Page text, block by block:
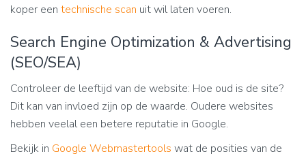
koper een technische scan uit wil laten voeren.
Search Engine Optimization & Advertising
(SEO/SEA)
Controleer de leeftijd van de website: Hoe oud is de site?
Dit kan van invloed zijn op de waarde. Oudere websites
hebben veelal een betere reputatie in Google.
Bekijk in Google Webmastertools wat de posities van de